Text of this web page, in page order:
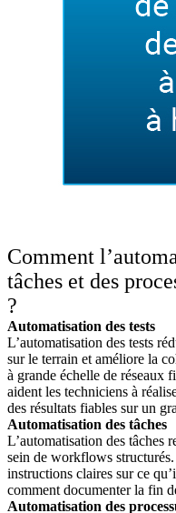
Comment
tâches et des
?
Automatisation des tests
L’automatisation des tests
sur le terrain et améliore la
à grande échelle de réseaux
aident les techniciens à
des résultats fiables sur un
Automatisation des tâches
L’automatisation des tâches
sein de workflows
instructions claires sur ce
comment documenter la fin
Automatisation des